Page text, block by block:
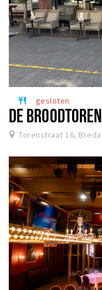
restaurant gesloten
DE BROODTOREN
Torenstraat 16, Breda